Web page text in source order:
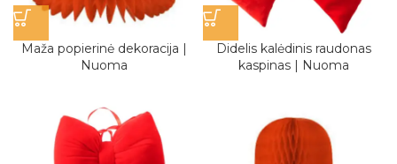
Maža popierinė dekoracija |
Nuoma
Didelis kalėdinis raudonas
kaspinas | Nuoma